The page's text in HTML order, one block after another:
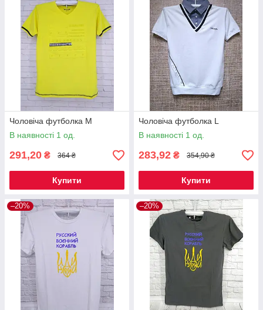
Чоловіча футболка M
В наявності 1 од.
291,20 ₴ 364 ₴
Купити
Чоловіча футболка L
В наявності 1 од.
283,92 ₴ 354,90 ₴
Купити
–20% –20%